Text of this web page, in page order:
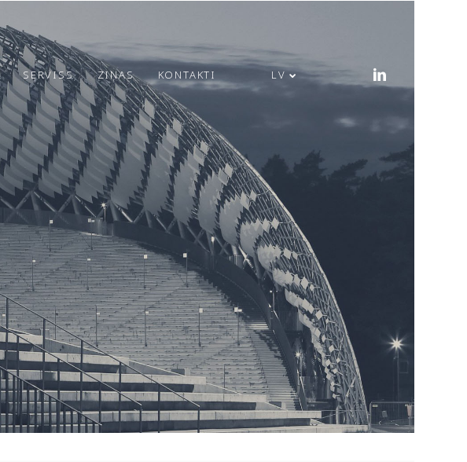
23
JUNE
2024
PRIECĪGUS LĪGO
SVĒTKUS!
9
APRIL
2024
MODULS
ENGINEERING JAUNA
ADRESE
SERVISS ZIŅAS KONTAKTI LV